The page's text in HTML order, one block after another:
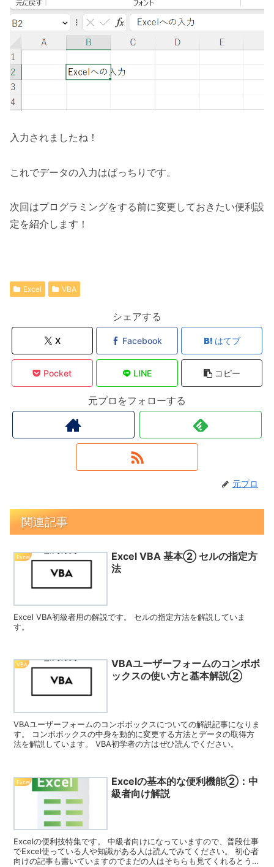
入力されましたね！
これでデータの入力はばっちりです。
次回はプログラミングをする前に変更しておきたい便利設
定を紹介します！
Excel VBA
シェアする
X Facebook はてブ
Pocket LINE コピー
元プロをフォローする
元プロ
関連記事
Excel
Excel VBA 基本② セルの指定方
法
Excel VBA初級者用の解説です。 セルの指定方法を解説していま
す。
VBA
VBAユーザーフォームのコンボボ
ックスの使い方と基本解説②
VBAユーザーフォームのコンボボックスについての解説記事になりま
す。 コンボボックスの中身を動的に変更する方法とデータの取得方
法を解説しています。 VBA初学者の方はぜひ読んでください。
Excel
Excelの基本的な便利機能②：中
級者向け解説
Excelの便利技特集です。 中級者向けになっていますので、普段仕事
でExcel使っている人や知識がある人は読んでみてください。 初心者
向けの記事も書いていますのでまだの人はそちらも見てくれるとうれ